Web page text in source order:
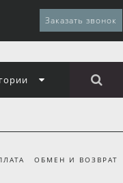
Заказать звонок
ОБМЕН И ВОЗВРАТ